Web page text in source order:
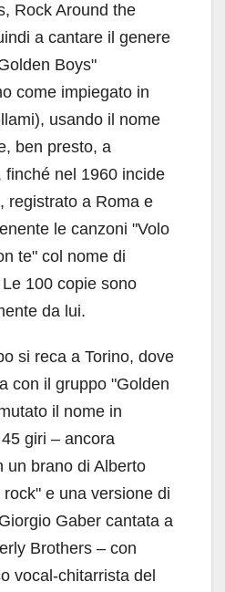
Rock Around the
a cantare il genere
Boys"
come impiegato in
usando il nome
ben presto, a
finché nel 1960 incide
registrato a Roma e
le canzoni "Volo
te" col nome di
100 copie sono
da lui.
si reca a Torino, dove
con il gruppo "Golden
il nome in
giri – ancora
un brano di Alberto
e una versione di
Gaber cantata a
Brothers – con
vocal-chitarrista del